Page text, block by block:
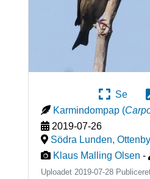
Se
Karmindompap (
2019-07-26
Södra Lunden,
Klaus Malling Olsen -
Uploadet 2019-07-28